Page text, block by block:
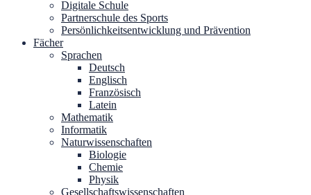
Digitale Schule
Partnerschule des Sports
Persönlichkeitsentwicklung und Prävention
Fächer
Sprachen
Deutsch
Englisch
Französisch
Latein
Mathematik
Informatik
Naturwissenschaften
Biologie
Chemie
Physik
Gesellschaftswissenschaften